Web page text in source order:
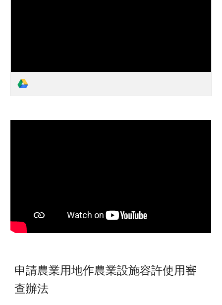
申請農業用地作農業設施容許使用審
查辦法